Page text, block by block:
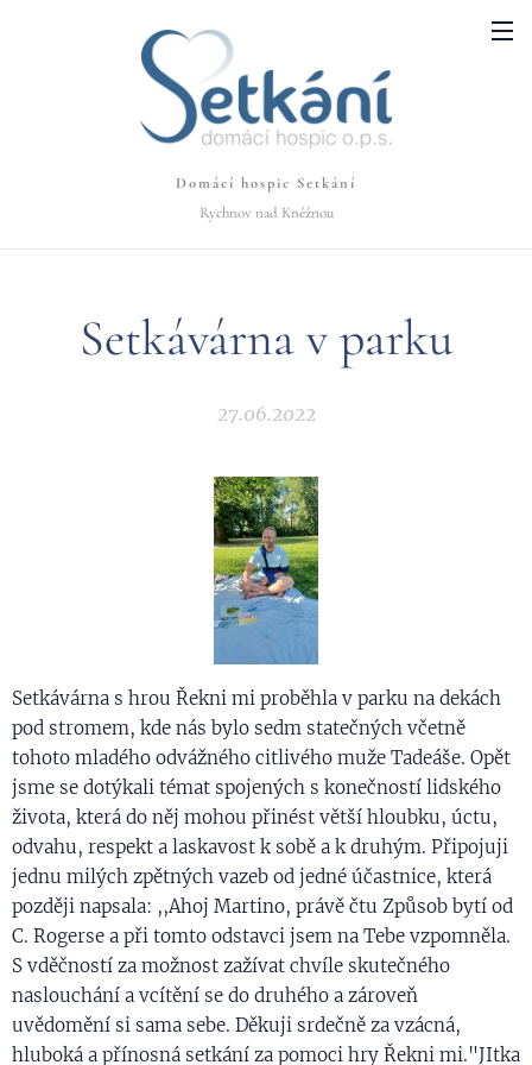
Domácí hospic Setkání
Rychnov nad Kněžnou
Setkávárna v parku
27.06.2022
Setkávárna s hrou Řekni mi proběhla v parku na dekách
pod stromem, kde nás bylo sedm statečných včetně
tohoto mladého odvážného citlivého muže Tadeáše. Opět
jsme se dotýkali témat spojených s konečností lidského
života, která do něj mohou přinést větší hloubku, úctu,
odvahu, respekt a laskavost k sobě a k druhým. Připojuji
jednu milých zpětných vazeb od jedné účastnice, která
později napsala: ,,Ahoj Martino, právě čtu Způsob bytí od
C. Rogerse a při tomto odstavci jsem na Tebe vzpomněla.
S vděčností za možnost zažívat chvíle skutečného
naslouchání a vcítění se do druhého a zároveň
uvědomění si sama sebe. Děkuji srdečně za vzácná,
hluboká a přínosná setkání za pomoci hry Řekni mi."JItka